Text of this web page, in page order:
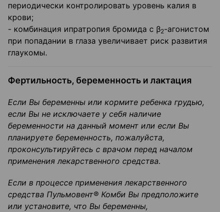
периодически контролировать уровень калия в
крови;
- комбинация ипратропия бромида с β2-агонистом
при попадании в глаза увеличивает риск развития
глаукомы.
Фертильность, беременность и лактация
Если Вы беременны или кормите ребенка грудью,
если Вы не исключаете у себя наличие
беременности на данный момент или если Вы
планируете беременность, пожалуйста,
проконсультируйтесь с врачом перед началом
применения лекарственного средства.
Если в процессе применения лекарственного
средства Пульмовент® Комби Вы предположите
или установите, что Вы беременны,